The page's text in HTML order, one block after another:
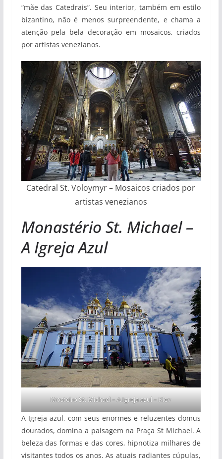
“mãe das Catedrais”. Seu interior, também em estilo
bizantino, não é menos surpreendente, e chama a
atenção pela bela decoração em mosaicos, criados
por artistas venezianos.
Catedral St. Voloymyr – Mosaicos criados por
artistas venezianos
Monastério St. Michael –
A Igreja Azul
Mosteiro St. Michael – A Igreja azul – Kiev
A Igreja azul, com seus enormes e reluzentes domus
dourados, domina a paisagem na Praça St Michael. A
beleza das formas e das cores, hipnotiza milhares de
visitantes todos os anos. As atuais radiantes cúpulas,